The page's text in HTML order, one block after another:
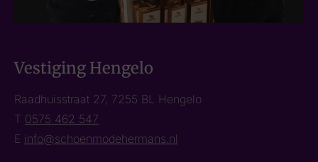
Vestiging Hengelo
Raadhuisstraat 27, 7255 BL Hengelo
T 0575 462 547
E info@schoenmodehermans.nl